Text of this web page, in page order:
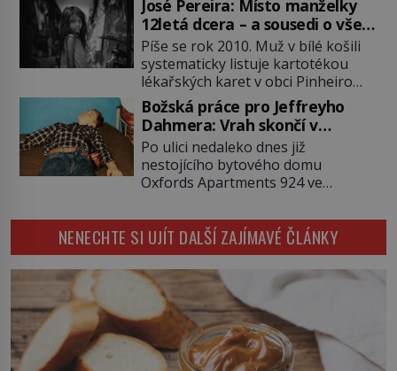
zatímco […]
nemyslí, že jde o krádež.
Zaměstnanci jsou přesvědčeni, že
Mona Lisa je jen v restaurátorské
dílně nebo u fotografa. Když se
ukáže pravda, propukne jeden z
největších honů na zloděje v […]
José Pereira: Místo manželky
12letá dcera – a sousedi o všem
vědí!
Píše se rok 2010. Muž v bílé košili
systematicky listuje kartotékou
lékařských karet v obci Pinheiro
ležící asi 20 kilometrů od farmy s
podivínským majitelem. Něco tu
nesedí. Ledaže… Ledaže by ta
mladá dívka z farmy byla ne
manželkou, ale dcerou – a všechny
ty děti byly zplozené v incestu. Na
Božská práce pro Jeffreyho
Dahmera: Vrah skončí v
tratolišti krve ve vězeňských
umývárnách
Po ulici nedaleko dnes již
nestojícího bytového domu
Oxfords Apartments 924 ve
potácí zcela zmatený 14letý
Konerak Sinthasomphone. Když ho
zastaví policejní hlídka, ochable jí
nadiktuje adresu „jeho kamaráda“.
Strážníci ho dopraví zpět do
udaného bytu. Oním „kamarádem“
je ovšem jeden z nejslavnějších
vrahů, Jeffrey Dahmer (1960–1994).
Je 27. května 1991. […]
NENECHTE SI UJÍT DALŠÍ ZAJÍMAVÉ ČLÁNKY